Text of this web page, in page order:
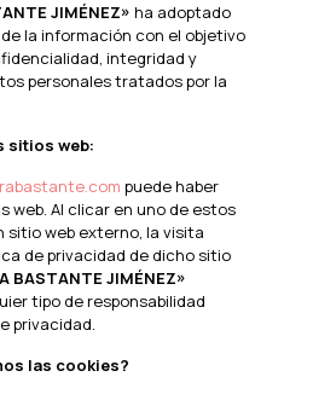
JIMÉNEZ» ha adoptado
la información con el objetivo
integridad y
personales tratados por la
sitios web:
puede haber
web. Al clicar en uno de estos
sitio web externo, la visita
de privacidad de dicho sitio
BASTANTE JIMÉNEZ»
tipo de responsabilidad
privacidad.
las cookies?